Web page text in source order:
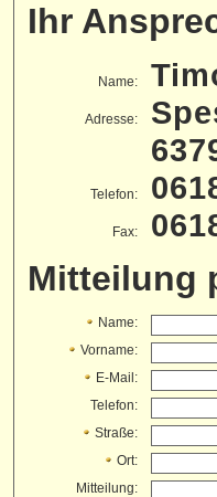
Ihr
Name:
Adresse:
Telefon:
Fax:
Mitteilung
Name:
Vorname:
E-Mail:
Telefon:
Straße:
Ort:
Mitteilung: